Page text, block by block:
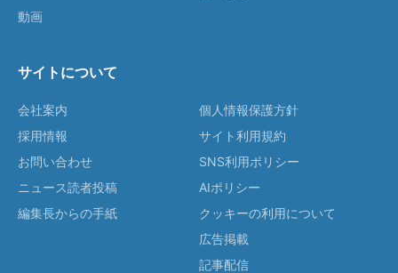
動画
サイトについて
会社案内
採用情報
お問い合わせ
ニュース読者投稿
編集長からの手紙
個人情報保護方針
サイト利用規約
SNS利用ポリシー
AIポリシー
クッキーの利用について
広告掲載
記事配信